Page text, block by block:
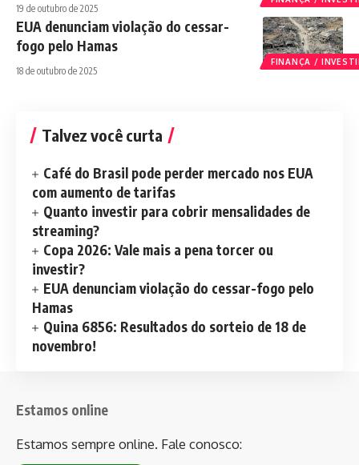
19 de outubro de 2025
FINANÇA /
EUA denunciam violação do cessar-
fogo pelo Hamas
18 de outubro de 2025
Talvez você curta
Café do Brasil pode perder mercado nos EUA
com aumento de tarifas
Quanto investir para cobrir mensalidades de
streaming?
Copa 2026: Vale mais a pena torcer ou
investir?
EUA denunciam violação do cessar-fogo pelo
Hamas
Quina 6856: Resultados do sorteio de 18 de
novembro!
Estamos online
Estamos sempre online. Fale conosco: